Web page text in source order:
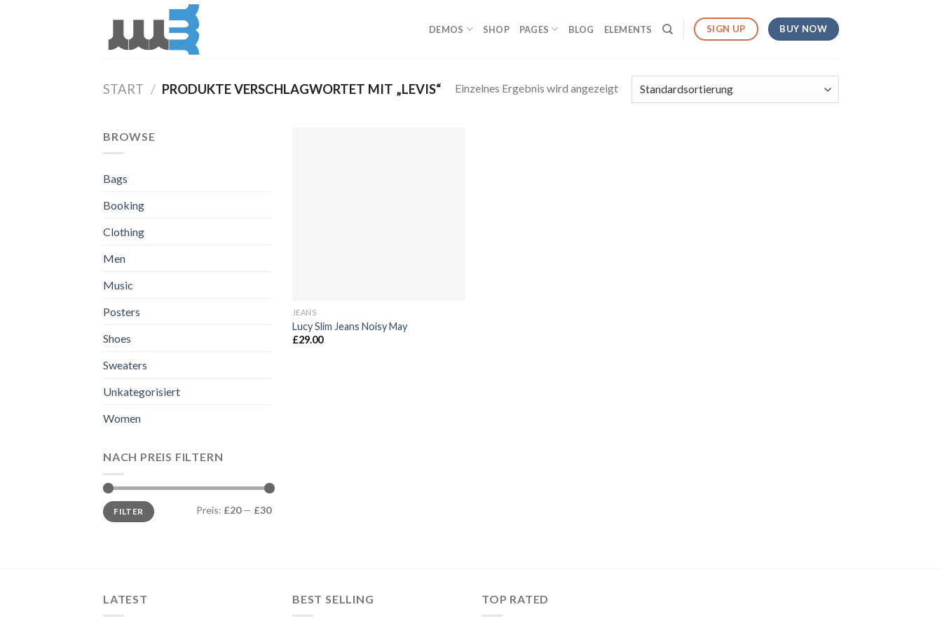
DEMOS SHOP PAGES BLOG ELEMENTS SIGN UP BUY NOW
START / PRODUKTE VERSCHLAGWORTET MIT „LEVIS“ Einzelnes Ergebnis wird angezeigt
BROWSE
Bags
Booking
Clothing
Men
Music
Posters
Shoes
Sweaters
Unkategorisiert
Women
NACH PREIS FILTERN
Min.
Preis
Max.
PreisFILTER Preis: £20— £30
JEANS
Lucy Slim Jeans Noisy May
£29.00
LATEST BEST SELLING TOP RATED